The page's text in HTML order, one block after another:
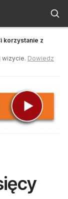
korzystanie z
wizycie. Dowiedz